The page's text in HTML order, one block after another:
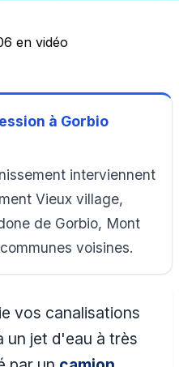
en vidéo
à Gorbio
interviennent
Vieux village,
de Gorbio, Mont
voisines.
vos canalisations
un jet d'eau à très